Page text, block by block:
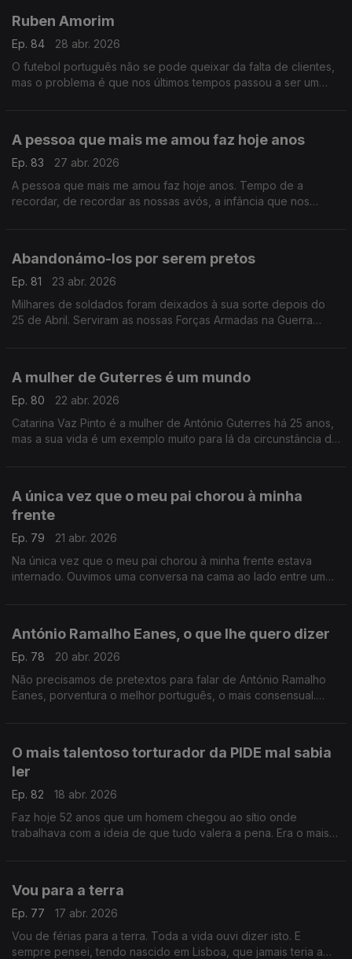
Ruben Amorim
Ep. 84
28 abr. 2026
O futebol português não se pode queixar da falta de clientes,
mas o problema é que nos últimos tempos passou a ser um
A pessoa que mais me amou faz hoje anos
Ep. 83
27 abr. 2026
A pessoa que mais me amou faz hoje anos. Tempo de a
recordar, de recordar as nossas avós, a infância que nos
Abandonámo-los por serem pretos
Ep. 81
23 abr. 2026
Milhares de soldados foram deixados à sua sorte depois do
25 de Abril. Serviram as nossas Forças Armadas na Guerra
A mulher de Guterres é um mundo
Ep. 80
22 abr. 2026
Catarina Vaz Pinto é a mulher de António Guterres há 25 anos,
mas a sua vida é um exemplo muito para lá da circunstância de
A única vez que o meu pai chorou à minha
frente
Ep. 79
21 abr. 2026
Na única vez que o meu pai chorou à minha frente estava
internado. Ouvimos uma conversa na cama ao lado entre um
António Ramalho Eanes, o que lhe quero dizer
Ep. 78
20 abr. 2026
Não precisamos de pretextos para falar de António Ramalho
Eanes, porventura o melhor português, o mais consensual.
O mais talentoso torturador da PIDE mal sabia
ler
Ep. 82
18 abr. 2026
Faz hoje 52 anos que um homem chegou ao sítio onde
trabalhava com a ideia de que tudo valera a pena. Era o mais
Vou para a terra
Ep. 77
17 abr. 2026
Vou de férias para a terra. Toda a vida ouvi dizer isto. E
sempre pensei, tendo nascido em Lisboa, que jamais teria a